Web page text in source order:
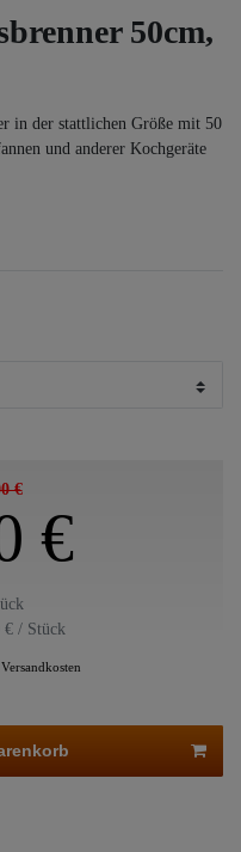
50cm,
in der stattlichen Größe mit 50
und anderer Kochgeräte
€
€
€ / Stück
Versandkosten